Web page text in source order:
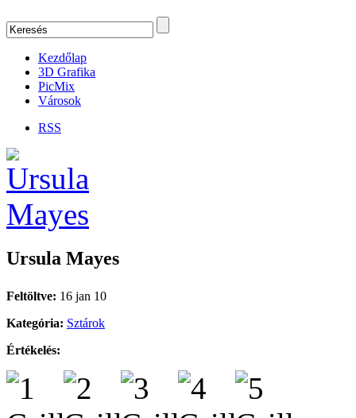
Kezdőlap
3D Grafika
PicMix
Városok
RSS
Ursula Mayes
Feltöltve: 16 jan 10
Kategória: Sztárok
Értékelés: